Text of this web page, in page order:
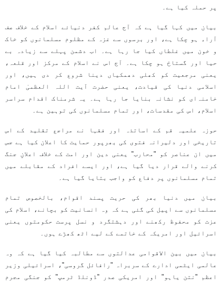
پر حملہ کیا ہے۔
بیان میں کہا گیا ہے کہ آج عالم کفر دنیائے اسلام کے خلاف صف
آراء ہو چکا ہے، اور برسوں سے غزہ کے مظلوم مسلمانوں کو خاک
و خون میں غلطاں کیا جا رہا ہے۔ اب دشمن پہلے سے زیادہ بے
حیا اور گستاخ ہو چکا ہے۔ آج اس نے اسلام کے مرکز اور قلعہ،
یعنی مرجعیت کو کھلی دھمکیاں دینا شروع کر دی ہیں، اور
اسلامی دنیا کی قیادت، یعنی حضرت آیت اللہ العظمیٰ امام
خامنہ‌ای کو نشانہ بنایا جا رہا ہے۔ یہ شرمناک اقدام سراسر
اسلام، اس کی مقدسات، اور تمام مسلمانوں کی توہین ہے۔
حوزہ علمیہ قم کے اساتذہ اور فقہا نے مراجع تقلید کے اس
تاریخی اور دلیرانہ فتوی کی بھرپور حمایت کا اعلان کیا ہے جس
میں ان عناصر کو "محارب" یعنی دین اور امت کے خلاف اعلانِ جنگ
کرنے والے قرار دیا گیا ہے، اور ایسے افراد کے مقابلے میں
تمام مسلمانوں پر دفاع کو واجب بتایا گیا ہے۔
بیان میں دنیا بھر کی حریت پسند اقوام، بالخصوص تمام
مسلمانوں سے اپیل کی گئی ہے کہ وہ انسانیت کو بچانے، اسلام کی
عزت کو محفوظ رکھنے اور دہشتگرد و نسل پرست حکومتوں یعنی
اسرائیل اور امریکہ کے خاتمے کے لیے اٹھ کھڑے ہوں۔
بیان میں بین الاقوامی عدالتوں سے مطالبہ کیا گیا ہے کہ وہ
عالمی ایٹمی ادارے کے سربراہ "رافائل گروسی"، اسرائیلی وزیر
اعظم "نتن یاہو" اور امریکی صدر "ڈونلڈ ٹرمپ" کو جنگی مجرم